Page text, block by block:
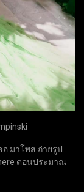
มาโพส ถ่ายรูป
ตอนประมาณ